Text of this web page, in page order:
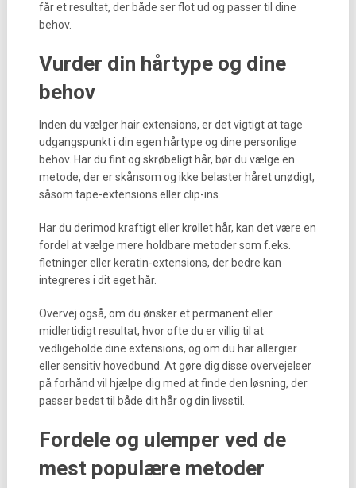
får et resultat, der både ser flot ud og passer til dine
behov.
Vurder din hårtype og dine
behov
Inden du vælger hair extensions, er det vigtigt at tage
udgangspunkt i din egen hårtype og dine personlige
behov. Har du fint og skrøbeligt hår, bør du vælge en
metode, der er skånsom og ikke belaster håret unødigt,
såsom tape-extensions eller clip-ins.
Har du derimod kraftigt eller krøllet hår, kan det være en
fordel at vælge mere holdbare metoder som f.eks.
fletninger eller keratin-extensions, der bedre kan
integreres i dit eget hår.
Overvej også, om du ønsker et permanent eller
midlertidigt resultat, hvor ofte du er villig til at
vedligeholde dine extensions, og om du har allergier
eller sensitiv hovedbund. At gøre dig disse overvejelser
på forhånd vil hjælpe dig med at finde den løsning, der
passer bedst til både dit hår og din livsstil.
Fordele og ulemper ved de
mest populære metoder